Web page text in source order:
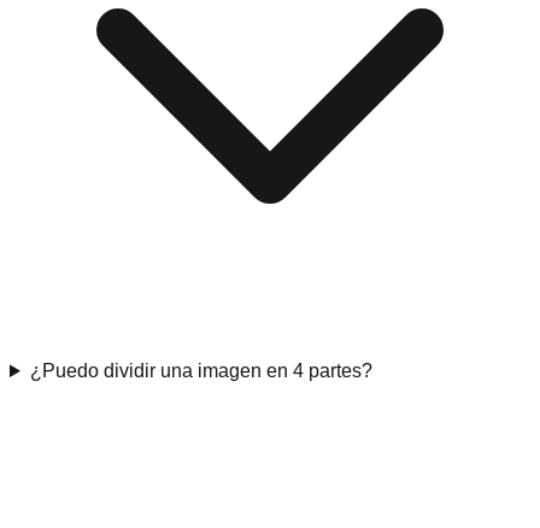
¿Puedo dividir una imagen en 4 partes?